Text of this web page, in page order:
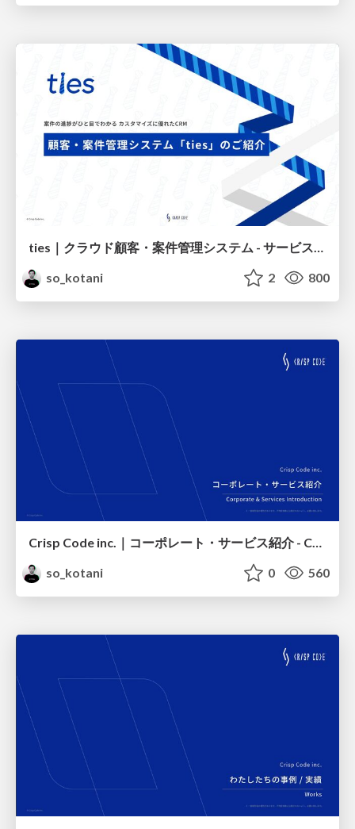
so_kotani
2 800
Crisp Code inc.｜コーポレート・サービス紹介 - Corporate & Services Introduction
so_kotani
0 560